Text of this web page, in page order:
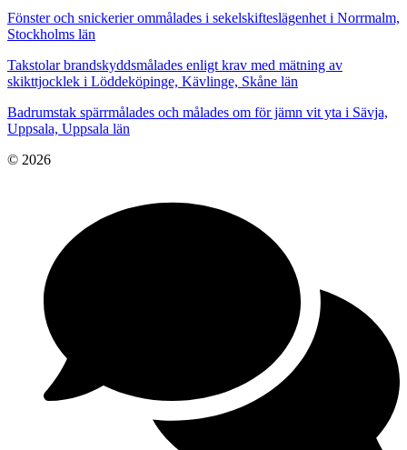
Fönster och snickerier ommålades i sekelskifteslägenhet i Norrmalm,
Stockholms län
Takstolar brandskyddsmålades enligt krav med mätning av
skikttjocklek i Löddeköpinge, Kävlinge, Skåne län
Badrumstak spärrmålades och målades om för jämn vit yta i Sävja,
Uppsala, Uppsala län
© 2026